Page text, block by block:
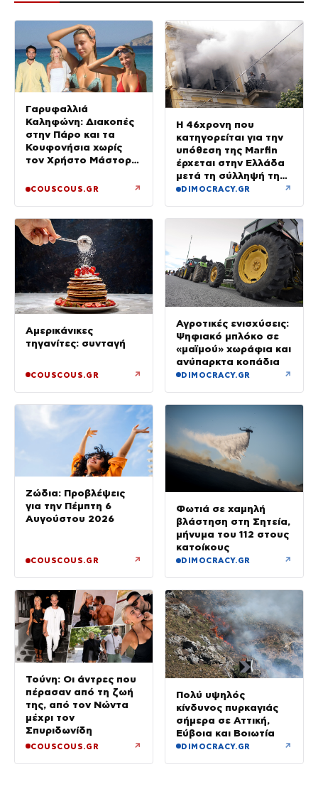
Γαρυφαλλιά
Καληφώνη: Διακοπές
στην Πάρο και τα
Κουφονήσια χωρίς
τον Χρήστο Μάστορα
COUSCOUS.GR ↗
Η 46χρονη που
κατηγορείται για την
υπόθεση της Marfin
έρχεται στην Ελλάδα
μετά τη σύλληψή της
στο Λονδίνο
DIMOCRACY.GR ↗
Αμερικάνικες
τηγανίτες: συνταγή
COUSCOUS.GR ↗
Αγροτικές ενισχύσεις:
Ψηφιακό μπλόκο σε
«μαϊμού» χωράφια και
ανύπαρκτα κοπάδια
DIMOCRACY.GR ↗
Ζώδια: Προβλέψεις
για την Πέμπτη 6
Αυγούστου 2026
COUSCOUS.GR ↗
Φωτιά σε χαμηλή
βλάστηση στη Σητεία,
μήνυμα του 112 στους
κατοίκους
DIMOCRACY.GR ↗
Τούνη: Οι άντρες που
πέρασαν από τη ζωή
της, από τον Νώντα
μέχρι τον
Σπυριδωνίδη
COUSCOUS.GR ↗
Πολύ υψηλός
κίνδυνος πυρκαγιάς
σήμερα σε Αττική,
Εύβοια και Βοιωτία
DIMOCRACY.GR ↗